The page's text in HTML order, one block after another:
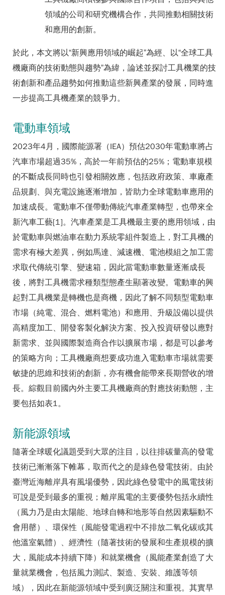
領域的公司和研究機構合作，共同推動相關技術
和應用的創新。
於此，本文將以“新興應用領域的崛起”為經、以“全球工具
機廠商的技術動態與趨勢”為緯，論述並探討工具機業的技
術創新和產品趨勢如何推動這些新興產業的發展，同時進
一步提高工具機產業的競爭力。
電動車領域
2023年4月，國際能源署（IEA）預估2030年電動車將占
汽車市場超過35%，高於一年前預估的25%；電動車規模
的不斷成長同時也引發相關效應，包括政府政策、車廠產
品規劃、與充電設施逐漸增加，皆助力全球電動車應用的
加速成長。電動車不僅帶動傳統汽車產業轉型，也帶來全
新汽車工藝[1]。汽車產業是工具機最主要的應用領域，由
於電動車與燃油車在動力系統零組件製造上，對工具機的
需求有極大差異，例如馬達、減速機、電池模組之加工需
求取代傳統引擎、變速箱，因此當電動車數量逐漸成長
後，將對工具機需求種類型態產生顯著改變。電動車的興
起對工具機業是轉機也是商機，因此了解不同類型電動車
市場（純電、混合、燃料電池）和應用、升級設備以提供
高精度加工、開發客製化解決方案、投入投資研發以應對
新需求、並與國際製造商合作以擴展市場，都是可以參考
的策略方向；工具機廠商想要成功進入電動車市場就需要
敏捷的思維和技術的創新，亦有機會能帶來長期營收的增
長。綜觀目前國內外主要工具機廠商的對應技術動態，主
要包括如表1。
新能源領域
隨著全球暖化議題受到大眾的注目，以往排碳量高的發電
技術已漸漸落下帷幕，取而代之的是綠色發電技術。由於
臺灣近海離岸具有風場優勢，因此綠色發電中的風電技術
可說是受到最多的重視；離岸風電的主要優勢包括永續性
（風力乃是由太陽能、地球自轉和地形等自然因素驅動不
會用罄）、環保性（風能發電過程中不排放二氧化碳或其
他溫室氣體）、經濟性（隨著技術的發展和生產規模的擴
大，風能成本持續下降）和就業機會（風能產業創造了大
量就業機會，包括風力測試、製造、安裝、維護等領
域），因此在新能源領域中受到廣泛關注和重視。其實早